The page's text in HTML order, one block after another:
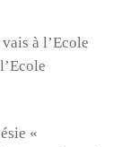
à l’Ecole
«